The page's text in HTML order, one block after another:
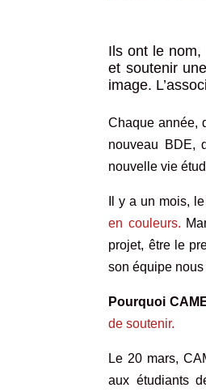
Ils ont le nom,
et soutenir
image.
Chaque année,
nouveau BDE,
nouvelle vie
Il y a un mois,
en couleurs.
projet, être le
son équipe nous
Pourquoi
de soutenir.
Le 20 mars,
aux étudiants